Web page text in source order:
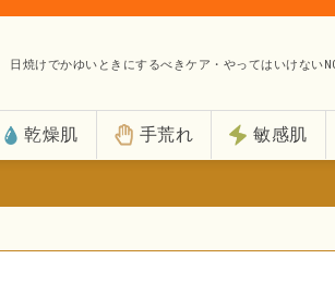
日焼けでかゆいときにするべきケア・やってはいけない
乾燥肌 手荒れ 敏感肌